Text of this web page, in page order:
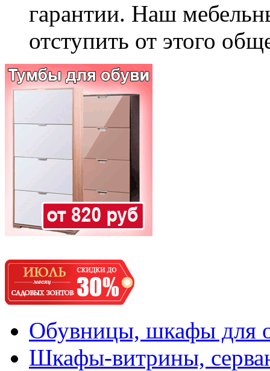
гарантии. Наш
отступить от этого
Обувницы, шкафы для
Шкафы-витрины,